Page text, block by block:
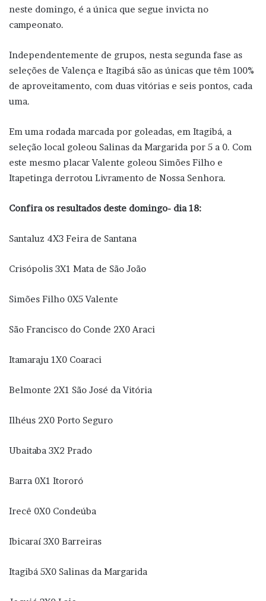
neste domingo, é a única que segue invicta no
campeonato.
Independentemente de grupos, nesta segunda fase as
seleções de Valença e Itagibá são as únicas que têm 100%
de aproveitamento, com duas vitórias e seis pontos, cada
uma.
Em uma rodada marcada por goleadas, em Itagibá, a
seleção local goleou Salinas da Margarida por 5 a 0. Com
este mesmo placar Valente goleou Simões Filho e
Itapetinga derrotou Livramento de Nossa Senhora.
Confira os resultados deste domingo- dia 18:
Santaluz 4X3 Feira de Santana
Crisópolis 3X1 Mata de São João
Simões Filho 0X5 Valente
São Francisco do Conde 2X0 Araci
Itamaraju 1X0 Coaraci
Belmonte 2X1 São José da Vitória
Ilhéus 2X0 Porto Seguro
Ubaitaba 3X2 Prado
Barra 0X1 Itororó
Irecê 0X0 Condeúba
Ibicaraí 3X0 Barreiras
Itagibá 5X0 Salinas da Margarida